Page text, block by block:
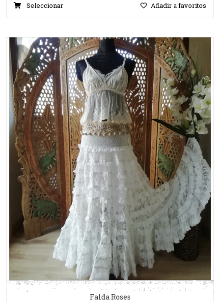
Seleccionar Añadir a favoritos
Falda Roses